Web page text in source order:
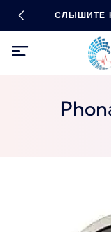
СЛЫШИТЕ
БУДЬТЕ